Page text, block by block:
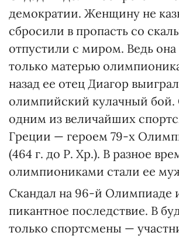
демократии. Женщину не
сбросили в пропасть со
отпустили с миром. Ведь она
только матерью
назад ее отец Диагор выиграл
олимпийский кулачный
одним из величайших
Греции — героем 79-х
(464 г. до Р. Хр.). В разное
олимпиониками стали ее
Скандал на 96-й Олимпиаде
пикантное последствие. В
только спортсмены —